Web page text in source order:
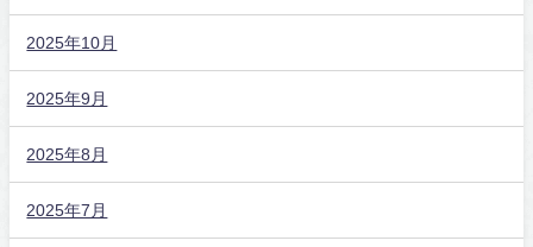
2025年10月
2025年9月
2025年8月
2025年7月